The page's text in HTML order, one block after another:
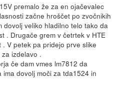
premalo že za en ojačevalec
začne hroščet po zvočnikih
veliko hladilno telo tako da
. Drugače grem v četrtek v HTE
V petek pa pridejo prve slike
izdelavo .
če dam vmes lm7812 da
dovolj moči za tda1524 in